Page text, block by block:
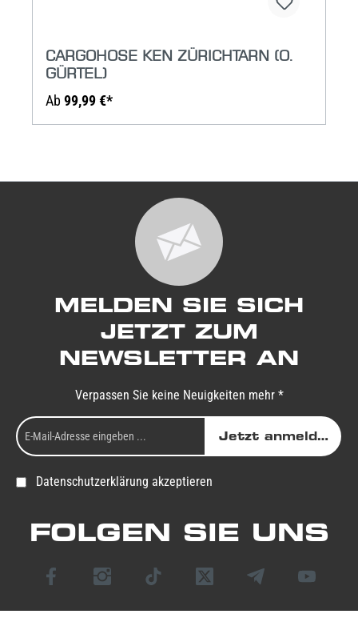
CARGOHOSE KEN ZÜRICHTARN (O.
GÜRTEL)
Ab 99,99 €*
MELDEN SIE SICH
JETZT ZUM
NEWSLETTER AN
Verpassen Sie keine Neuigkeiten mehr *
Jetzt anmelden
Datenschutzerklärung akzeptieren
FOLGEN SIE UNS